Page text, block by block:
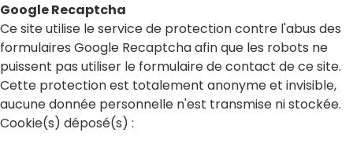
Google Recaptcha
Ce site utilise le service de protection contre l'abus des
formulaires Google Recaptcha afin que les robots ne
puissent pas utiliser le formulaire de contact de ce site.
Cette protection est totalement anonyme et invisible,
aucune donnée personnelle n'est transmise ni stockée.
Cookie(s) déposé(s) :